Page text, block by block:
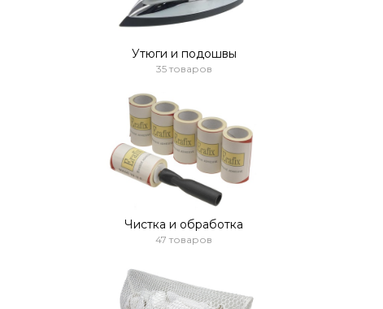
Утюги и подошвы
35 товаров
Чистка и обработка
47 товаров